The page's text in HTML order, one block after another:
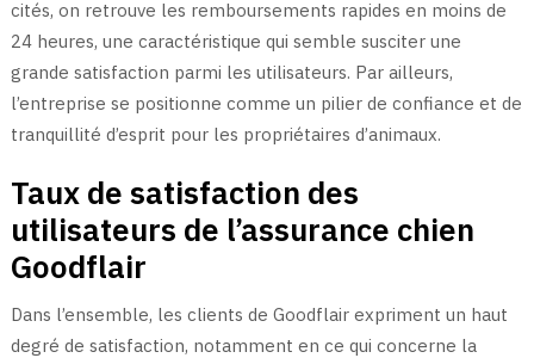
cités, on retrouve les remboursements rapides en moins de
24 heures, une caractéristique qui semble susciter une
grande satisfaction parmi les utilisateurs. Par ailleurs,
l’entreprise se positionne comme un pilier de confiance et de
tranquillité d’esprit pour les propriétaires d’animaux.
Taux de satisfaction des
utilisateurs de l’assurance chien
Goodflair
Dans l’ensemble, les clients de Goodflair expriment un haut
degré de satisfaction, notamment en ce qui concerne la